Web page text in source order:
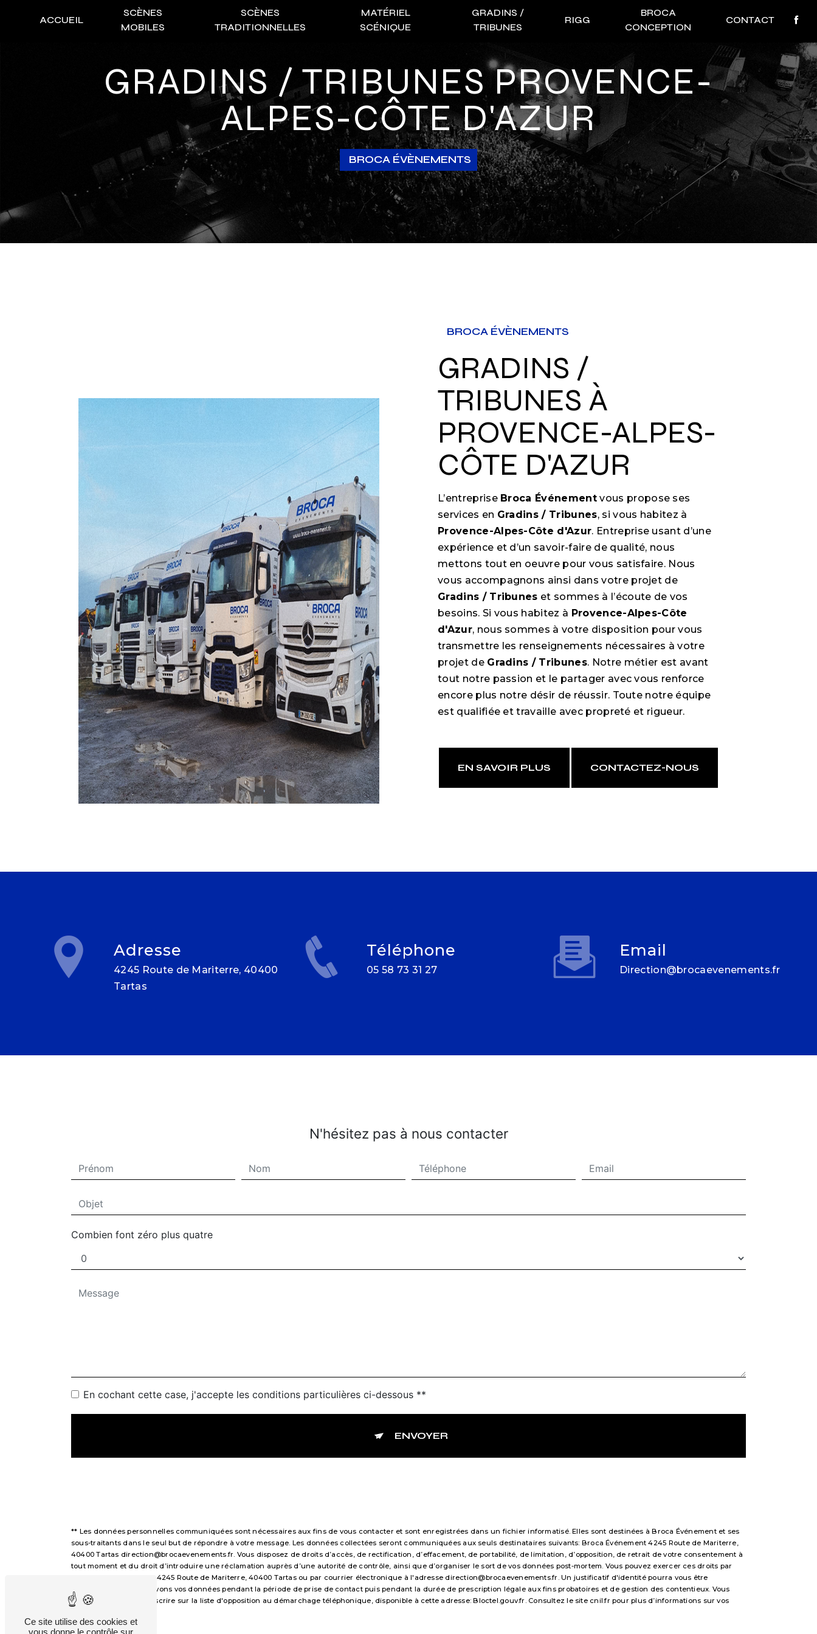
ACCUEIL
SCÈNES
MOBILES
SCÈNES
TRADITIONNELLES
MATÉRIEL
SCÉNIQUE
GRADINS /
TRIBUNES
RIGG
BROCA
CONCEPTION
CONTACT
GRADINS / TRIBUNES PROVENCE-
ALPES-CÔTE D'AZUR
BROCA ÉVÈNEMENTS
BROCA ÉVÈNEMENTS
GRADINS /
TRIBUNES À
PROVENCE-ALPES-
CÔTE D'AZUR
L’entreprise Broca Événementvous propose ses
services en Gradins / Tribunes, si vous habitez à
Provence-Alpes-Côte d'Azur. Entreprise usant d’une
expérience et d’un savoir-faire de qualité, nous
mettons tout en oeuvre pour vous satisfaire. Nous
vous accompagnons ainsi dans votre projet de
Gradins / Tribunes et sommes à l’écoute de vos
besoins. Si vous habitez à Provence-Alpes-Côte
d'Azur, nous sommes à votre disposition pour vous
transmettre les renseignements nécessaires à votre
projet de Gradins / Tribunes. Notre métier est avant
tout notre passion et le partager avec vous renforce
encore plus notre désir de réussir. Toute notre équipe
est qualifiée et travaille avec propreté et rigueur.
EN SAVOIR PLUS CONTACTEZ-NOUS
Adresse
4245 Route de Mariterre, 40400
Tartas
Téléphone
05 58 73 31 27
Email
direction@brocaevenements.fr
N'hésitez pas à nous contacter
Combien font zéro plus quatre
En cochant cette case, j'accepte les conditions particulières ci-dessous **
ENVOYER
** Les données personnelles communiquées sont nécessaires aux fins de vous contacter et sont enregistrées dans un fichier informatisé. Elles sont destinées à Broca Événement et ses
sous-traitants dans le seul but de répondre à votre message. Les données collectées seront communiquées aux seuls destinataires suivants: Broca Événement 4245 Route de Mariterre,
40400 Tartas direction@brocaevenements.fr. Vous disposez de droits d’accès, de rectification, d’effacement, de portabilité, de limitation, d’opposition, de retrait de votre consentement à
tout moment et du droit d’introduire une réclamation auprès d’une autorité de contrôle, ainsi que d’organiser le sort de vos données post-mortem. Vous pouvez exercer ces droits par
voie postale à l'adresse 4245 Route de Mariterre, 40400 Tartas ou par courrier électronique à l'adresse direction@brocaevenements.fr. Un justificatif d'identité pourra vous être
demandé. Nous conservons vos données pendant la période de prise de contact puis pendant la durée de prescription légale aux fins probatoires et de gestion des contentieux. Vous
avez le droit de vous inscrire sur la liste d'opposition au démarchage téléphonique, disponible à cette adresse:
Bloctel.gouv.fr. Consultez le site cnil.fr pour plus d’informations sur vos
Panneau de gestion des cookies
Ce site utilise des cookies et
vous donne le contrôle sur